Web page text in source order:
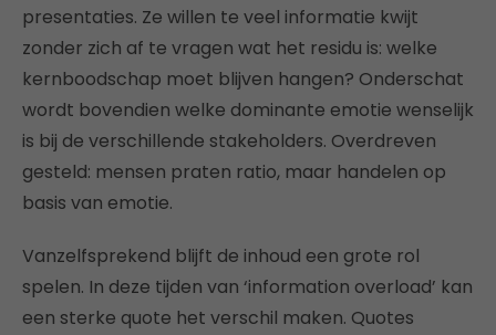
presentaties. Ze willen te veel informatie kwijt
zonder zich af te vragen wat het residu is: welke
kernboodschap moet blijven hangen? Onderschat
wordt bovendien welke dominante emotie wenselijk
is bij de verschillende stakeholders. Overdreven
gesteld: mensen praten ratio, maar handelen op
basis van emotie.
Vanzelfsprekend blijft de inhoud een grote rol
spelen. In deze tijden van ‘information overload’ kan
een sterke quote het verschil maken. Quotes